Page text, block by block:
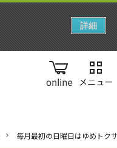
online
毎月最初の日曜日はゆめトク
詳細